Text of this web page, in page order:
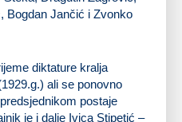
Bogdan Jančić i Zvonko
diktature kralja
ali se ponovno
postaje
je i dalje Ivica Stipetić –